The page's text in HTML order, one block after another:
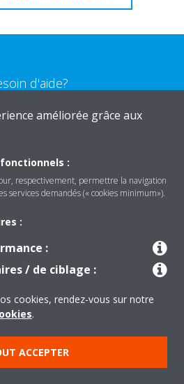
d'aide?
NOUS
© Daikin
améliorée grâce aux
:
respectivement, permettre la navigation
services demandés (« cookies minimum»).
:
:
/ de ciblage :
cookies, rendez-vous sur notre
.
ACCEPTER